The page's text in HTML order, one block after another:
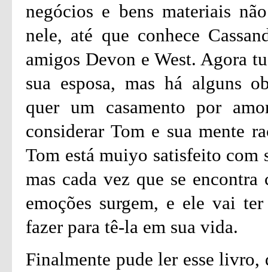
negócios e bens materiais
nele, até que conhece
amigos Devon e West. Agora
sua esposa, mas há alguns
quer um casamento por
considerar Tom e sua mente
Tom está muiyo satisfeito com
mas cada vez que se encontra
emoções surgem, e ele vai
fazer para tê-la em sua vida.
Finalmente pude ler esse livro,